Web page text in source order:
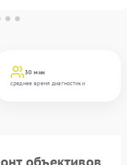
30 мин
среднее время диагностики